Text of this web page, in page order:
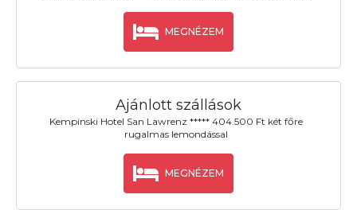
MEGNÉZEM
Ajánlott szállások
Kempinski Hotel San Lawrenz ***** 404.500 Ft két főre
rugalmas lemondással
MEGNÉZEM